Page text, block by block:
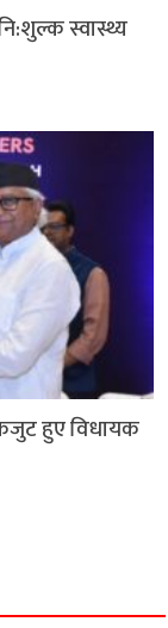
स्वास्थ्य
हुए विधायक